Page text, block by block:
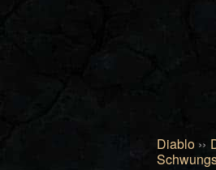
Diablo ››